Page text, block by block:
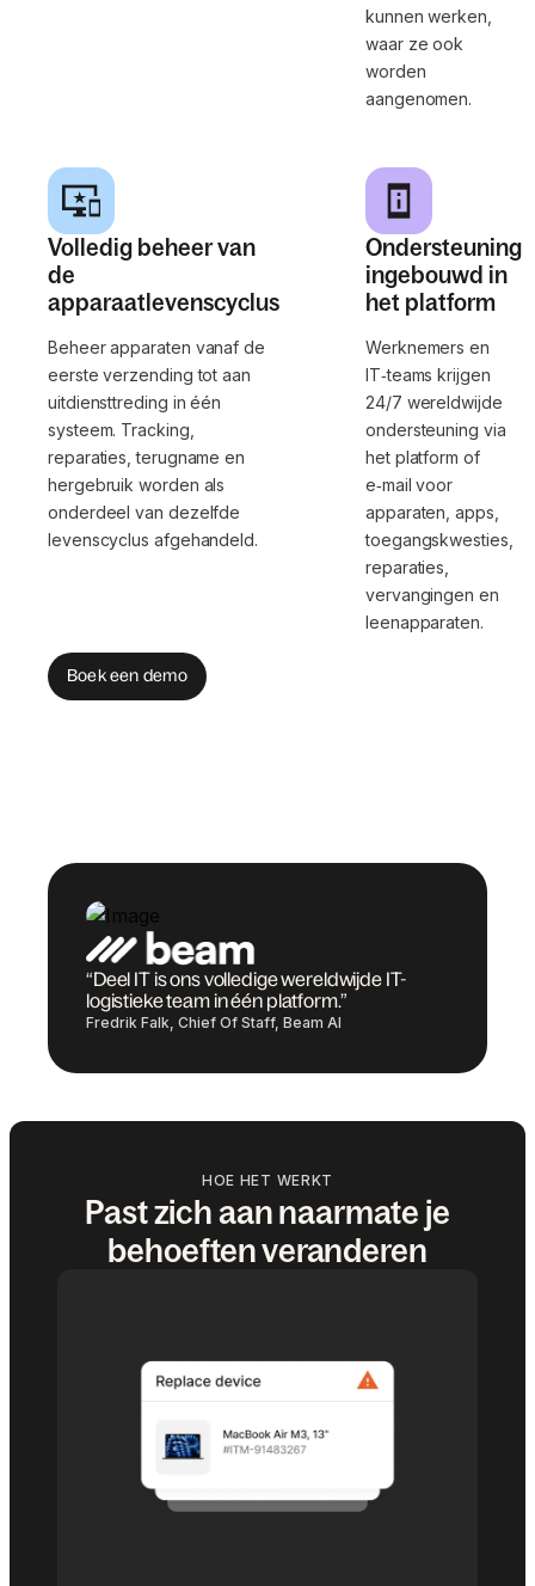
kunnen werken,
waar ze ook
worden
aangenomen.
Volledig beheer van
de
apparaatlevenscyclus
Beheer apparaten vanaf de
eerste verzending tot aan
uitdiensttreding in één
systeem. Tracking,
reparaties, terugname en
hergebruik worden als
onderdeel van dezelfde
levenscyclus afgehandeld.
Ondersteuning
ingebouwd in
het platform
Werknemers en
IT‑teams krijgen
24/7 wereldwijde
ondersteuning via
het platform of
e‑mail voor
apparaten, apps,
toegangskwesties,
reparaties,
vervangingen en
leenapparaten.
Boek een demo
“Deel IT is ons volledige wereldwijde IT-
logistieke team in één platform.”
Fredrik Falk, Chief Of Staff, Beam AI
HOE HET WERKT
Past zich aan naarmate je
behoeften veranderen